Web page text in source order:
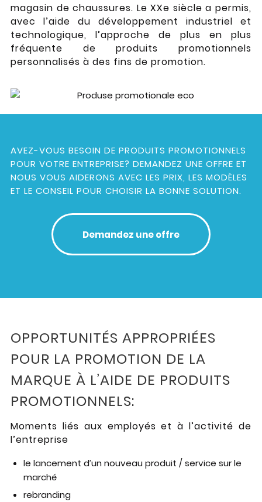
magasin de chaussures. Le XXe siècle a permis,
avec l’aide du développement industriel et
technologique, l’approche de plus en plus
fréquente de produits promotionnels
personnalisés à des fins de promotion.
AVEZ-VOUS BESOIN DE PRODUITS PROMOTIONNELS
POUR VOTRE ENTREPRISE? DEMANDEZ UNE OFFRE ET
NOUS VOUS AIDERONS AVEC LES PRIX, LES MODÈLES
ET LE CONSEIL POUR CHOISIR LA BONNE SOLUTION.
Demandez une offre
OPPORTUNITÉS APPROPRIÉES
POUR LA PROMOTION DE LA
MARQUE À L’AIDE DE PRODUITS
PROMOTIONNELS:
Moments liés aux employés et à l’activité de
l’entreprise
le lancement d’un nouveau produit / service sur le
marché
rebranding